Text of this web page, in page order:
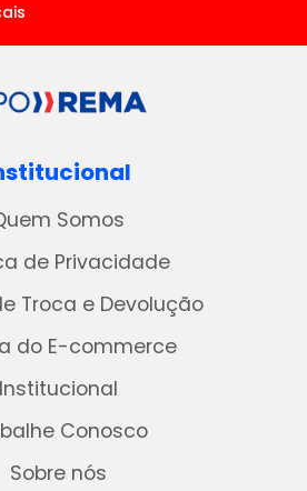
Somos
de Privacidade
Troca e Devolução
do E-commerce
Institucional
Conosco
Sobre nós